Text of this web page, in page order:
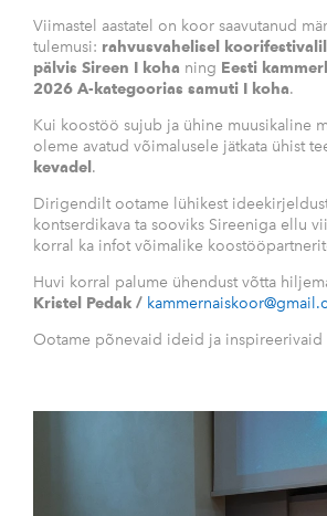
Viimastel aastatel on koor saavutanud
tulemusi: rahvusvahelisel
pälvis Sireen I koha ning Eesti
2026 A-kategoorias samuti I koha.
Kui koostöö sujub ja ühine muusikaline
oleme avatud võimalusele jätkata ühist
kevadel .
Dirigendilt ootame lühikest
kontserdikava ta sooviks Sireeniga ellu
korral ka infot võimalike
Huvi korral palume ühendust võtta
Kriste l Pedak /
Ootame põnevaid ideid ja inspireerivaid